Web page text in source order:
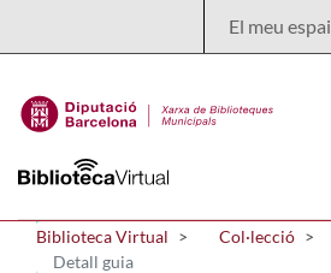
El meu espai
Biblioteca Virtual Col·lecció
Detall guia